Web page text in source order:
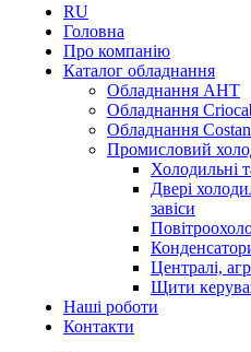
RU
Головна
Про компанію
Каталог обладнання
Обладнання AHT
Обладнання
Обладнання Costan
Промисловий
Холодильні
Двері
завіси
Централі,
Щити
Наші роботи
Контакти